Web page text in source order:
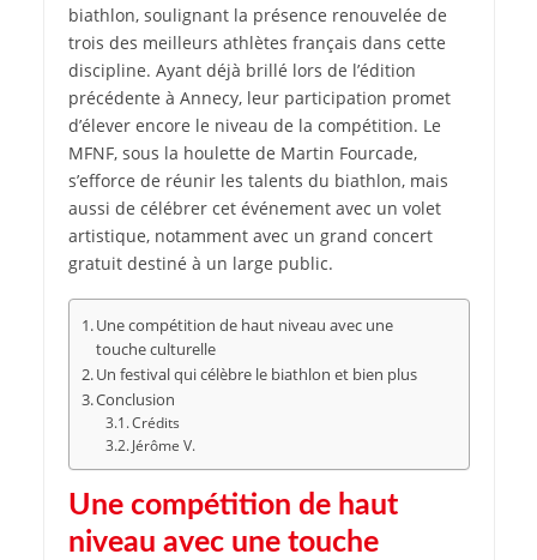
biathlon, soulignant la présence renouvelée de
trois des meilleurs athlètes français dans cette
discipline. Ayant déjà brillé lors de l’édition
précédente à Annecy, leur participation promet
d’élever encore le niveau de la compétition. Le
MFNF, sous la houlette de Martin Fourcade,
s’efforce de réunir les talents du biathlon, mais
aussi de célébrer cet événement avec un volet
artistique, notamment avec un grand concert
gratuit destiné à un large public.
Une compétition de haut niveau avec une
touche culturelle
Un festival qui célèbre le biathlon et bien plus
Conclusion
Crédits
Jérôme V.
Une compétition de haut
niveau avec une touche